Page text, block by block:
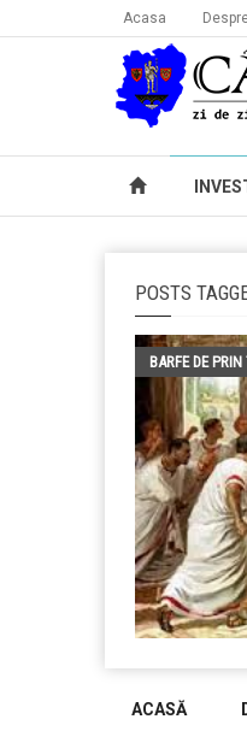
Acasa
POSTS
BARFE DE PRIN
ACASĂ